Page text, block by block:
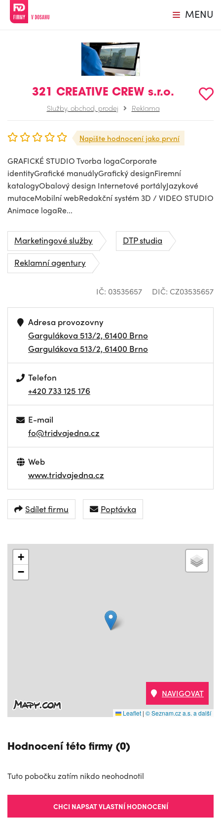
MENU
321 CREATIVE CREW s.r.o.
Služby, obchod, prodej Reklama
Napište hodnocení jako první
GRAFICKÉ STUDIO Tvorba logaCorporate
identityGrafické manuályGrafický designFiremní
katalogyObalový design Internetové portályJazykové
mutaceMobilní webRedakční systém 3D / VIDEO STUDIO
Animace logaRe...
Marketingové služby
DTP studia
Reklamní agentury
IČ: 03535657 DIČ: CZ03535657
Adresa provozovny
Gargulákova 513/2, 61400 Brno
Gargulákova 513/2, 61400 Brno
Telefon
+420 733 125 176
E-mail
fo@tridvajedna.cz
Web
www.tridvajedna.cz
Sdílet firmu Poptávka
+
−
Leaflet | © Seznam.cz a.s. a další
NAVIGOVAT
Hodnocení této firmy (0)
Tuto pobočku zatím nikdo neohodnotil
CHCI NAPSAT VLASTNÍ HODNOCENÍ